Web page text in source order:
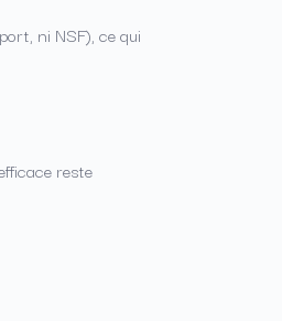
ni NSF), ce qui
reste